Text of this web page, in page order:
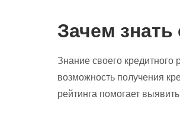
Зачем
Знание своего
возможность получения
рейтинга помогает